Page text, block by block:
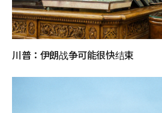
川普：伊朗战争可能很快结束